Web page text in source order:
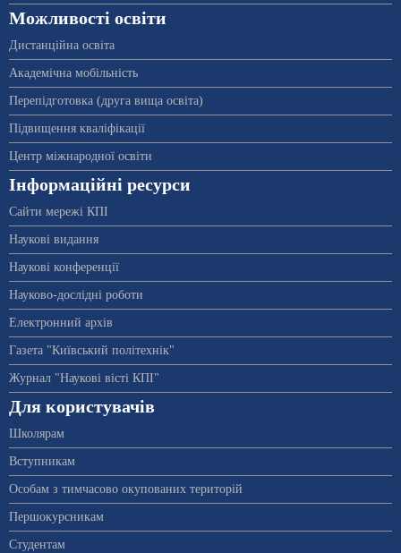
Можливості освіти
Дистанційна освіта
Академічна мобільність
Перепідготовка (друга вища освіта)
Підвищення кваліфікації
Центр міжнародної освіти
Інформаційні ресурси
Сайти мережі КПІ
Наукові видання
Наукові конференції
Науково-дослідні роботи
Електронний архів
Газета "Київський політехнік"
Журнал "Наукові вісті КПІ"
Для користувачів
Школярам
Вступникам
Особам з тимчасово окупованих територій
Першокурсникам
Студентам